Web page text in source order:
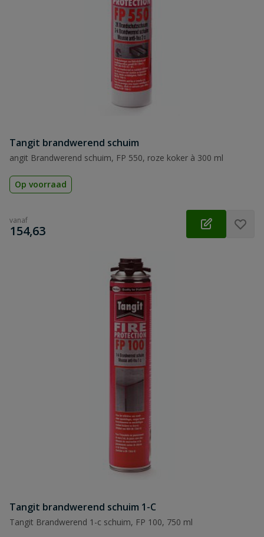
Tangit brandwerend schuim
angit Brandwerend schuim, FP 550, roze koker à 300 ml
Op voorraad
vanaf
€
154,63
Tangit brandwerend schuim 1-C
Tangit Brandwerend 1-c schuim, FP 100, 750 ml